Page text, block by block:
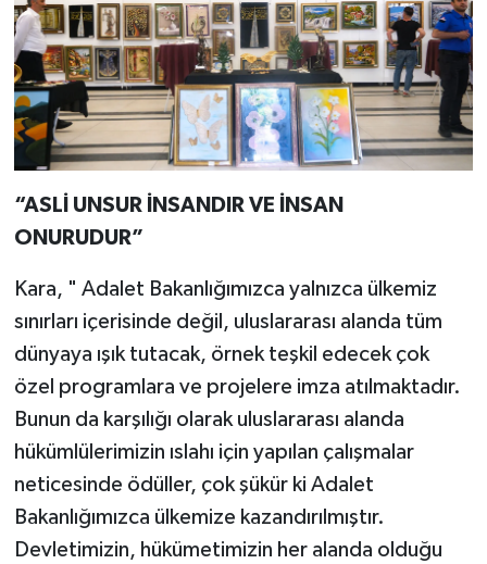
“ASLİ UNSUR İNSANDIR VE İNSAN
ONURUDUR”
Kara, " Adalet Bakanlığımızca yalnızca ülkemiz
sınırları içerisinde değil, uluslararası alanda tüm
dünyaya ışık tutacak, örnek teşkil edecek çok
özel programlara ve projelere imza atılmaktadır.
Bunun da karşılığı olarak uluslararası alanda
hükümlülerimizin ıslahı için yapılan çalışmalar
neticesinde ödüller, çok şükür ki Adalet
Bakanlığımızca ülkemize kazandırılmıştır.
Devletimizin, hükümetimizin her alanda olduğu